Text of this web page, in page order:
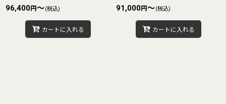
96,400円～(税込)
カートに入れる
91,000円～(税込)
カートに入れる